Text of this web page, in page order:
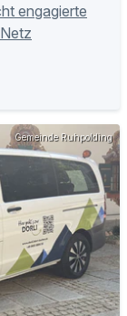
engagierte
Gemeinde Ruhpolding